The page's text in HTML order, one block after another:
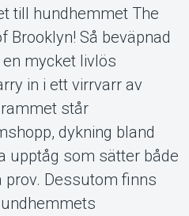
till hundhemmet The
Brooklyn! Så beväpnad
mycket livlös
in i ett virrvarr av
står
dykning bland
upptåg som sätter både
prov. Dessutom finns